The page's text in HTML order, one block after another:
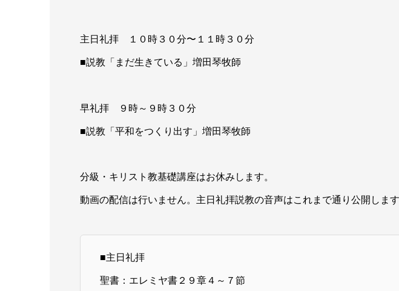
主日礼拝 １０時３０分〜１１時３０分
■説教「まだ生きている」増田琴牧師
早礼拝 ９時～９時３０分
■説教「平和をつくり出す」増田琴牧師
分級・キリスト教基礎講座はお休みします。
動画の配信は行いません。主日礼拝説教の音声はこれまで通り公開します
■主日礼拝
聖書：エレミヤ書２９章４～７節